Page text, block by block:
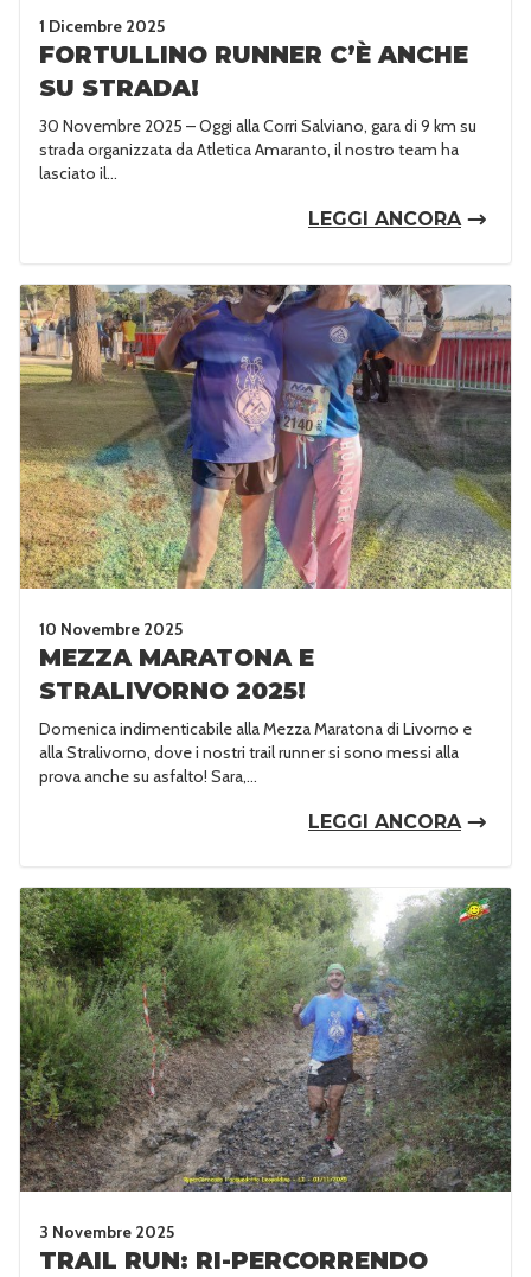
1 Dicembre 2025
FORTULLINO RUNNER C’È ANCHE
SU STRADA!
30 Novembre 2025 – Oggi alla Corri Salviano, gara di 9 km su
strada organizzata da Atletica Amaranto, il nostro team ha
lasciato il...
LEGGI ANCORA
10 Novembre 2025
MEZZA MARATONA E
STRALIVORNO 2025!
Domenica indimenticabile alla Mezza Maratona di Livorno e
alla Stralivorno, dove i nostri trail runner si sono messi alla
prova anche su asfalto! Sara,...
LEGGI ANCORA
3 Novembre 2025
TRAIL RUN: RI-PERCORRENDO